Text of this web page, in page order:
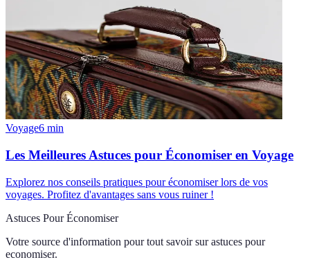
Voyage6 min
Les Meilleures Astuces pour Économiser en Voyage
Explorez nos conseils pratiques pour économiser lors de vos
voyages. Profitez d'avantages sans vous ruiner !
Astuces Pour Économiser
Votre source d'information pour tout savoir sur astuces pour
economiser.